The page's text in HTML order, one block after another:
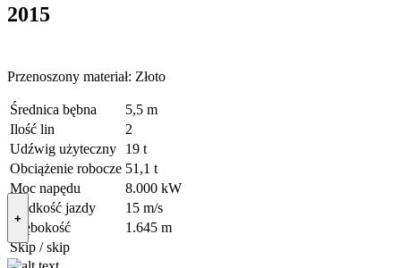
2015
Przenoszony materiał: Złoto
Średnica bębna
5,5 m
Ilość lin
2
Udźwig użyteczny
19 t
Obciążenie robocze 51,1 t
Moc napędu
8.000 kW
Prędkość jazdy
15 m/s
Głębokość
1.645 m
Skip / skip
+